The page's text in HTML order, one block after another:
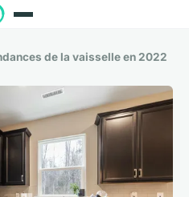
de la vaisselle en 2022